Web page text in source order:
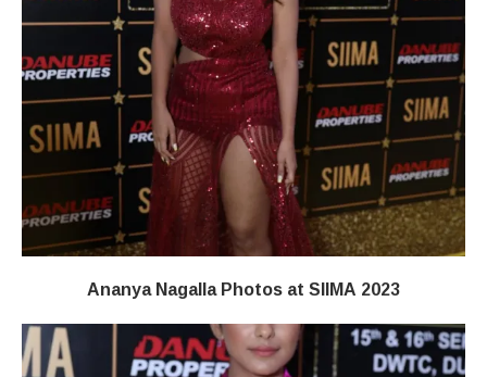
Ananya Nagalla Photos at SIIMA 2023